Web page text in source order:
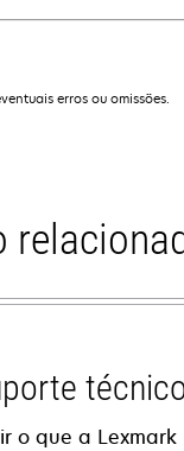
erros ou omissões.
o que a Lexmark